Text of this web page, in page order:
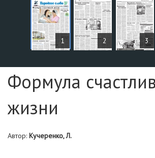
1 2 3
СТАТЬИ
Страница №1
Формула
жизни
Автор: Кучеренко, Л.